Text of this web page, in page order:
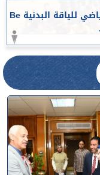
جامعة أسيوط تشهد انطلاق ”اللقاء الرياضي للياقة البدنية Be